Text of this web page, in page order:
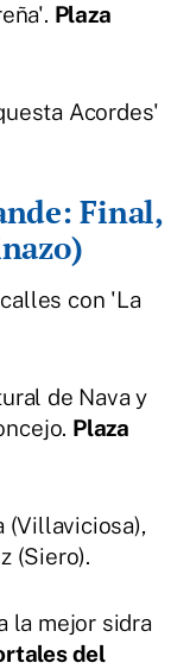
Plaza
Acordes'
Final,
con 'La
de Nava y
Plaza
(Villaviciosa),
(Siero).
la mejor sidra
del